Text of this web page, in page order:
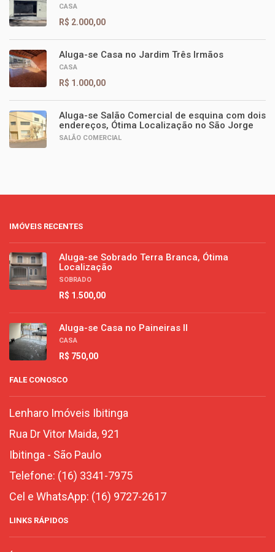
CASA
R$ 2.000,00
Aluga-se Casa no Jardim Três Irmãos
CASA
R$ 1.000,00
Aluga-se Salão Comercial de esquina com dois
endereços, Ótima Localização no São Jorge
SALÃO COMERCIAL
IMÓVEIS RECENTES
Aluga-se Sobrado Terra Branca, Ótima
Localização
SOBRADO
R$ 1.500,00
Aluga-se Casa no Paineiras II
CASA
R$ 750,00
FALE CONOSCO
Lenharo Imóveis Ibitinga
Rua Dr Vitor Maida, 921
Ibitinga - São Paulo
Telefone: (16) 3341-7975
Cel e WhatsApp: (16) 9727-2617
LINKS RÁPIDOS